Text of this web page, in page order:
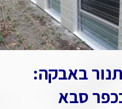
באבקה:
סבא